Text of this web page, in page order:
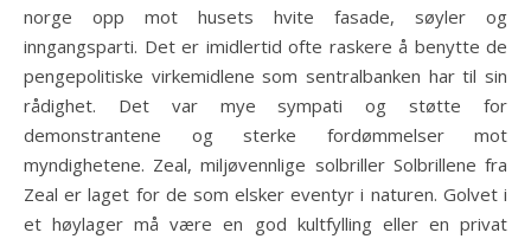
norge opp mot husets hvite fasade, søyler og
inngangsparti. Det er imidlertid ofte raskere å benytte de
pengepolitiske virkemidlene som sentralbanken har til sin
rådighet. Det var mye sympati og støtte for
demonstrantene og sterke fordømmelser mot
myndighetene. Zeal, miljøvennlige solbriller Solbrillene fra
Zeal er laget for de som elsker eventyr i naturen. Golvet i
et høylager må være en god kultfylling eller en privat